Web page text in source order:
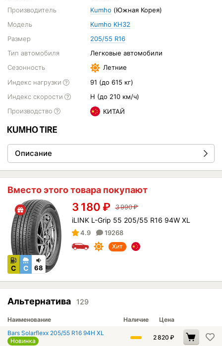
Производитель
Kumho (Южная Корея)
Модель
Kumho KH32
Размер
205/55 R16
Тип автомобиля
Легковые автомобили
Сезонность
Летние
Индекс нагрузки
91 (до 615 кг)
Индекс скорости
H (до 210 км/ч)
Производство
КИТАЙ
Описание
Вместо этого товара покупают
C C 68
3 180 ₽ 3 990₽
iLINK L-Grip 55 205/55 R16 94W XL
4.9 19268
Хит
Альтернатива 129
Наименование Наличие
Цена
Bars Solarflexx 205/55 R16 94H XL
Новинка
2 820 ₽